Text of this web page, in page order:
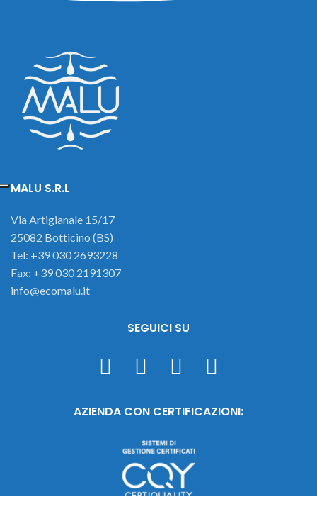
MALU S.R.L
Via Artigianale 15/17
25082 Botticino (BS)
Tel: +39 030 2693228
Fax: +39 030 2191307
info@ecomalu.it
SEGUICI SU
AZIENDA CON CERTIFICAZIONI: